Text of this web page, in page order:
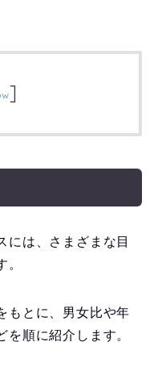
]
には、さまざまな目
。
もとに、男女比や年
順に紹介します。